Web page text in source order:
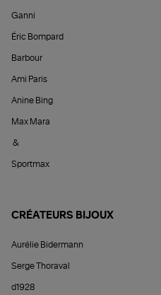
Ganni
Éric Bompard
Barbour
Ami Paris
Anine Bing
Max Mara
&
Sportmax
CRÉATEURS BIJOUX
Aurélie Bidermann
Serge Thoraval
d1928